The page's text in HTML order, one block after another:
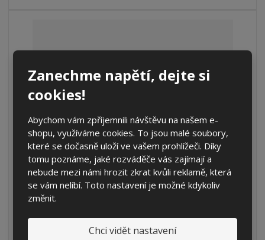
Zanechme napětí, dejte si
cookies!
Abychom vám zpříjemnili návštěvu na našem e-
shopu, využíváme cookies. To jsou malé soubory,
které se dočasně uloží ve vašem prohlížeči. Díky
tomu poznáme, jaké rozváděče vás zajímají a
nebude mezi námi hrozit zkrat kvůli reklamě, která
se vám nelíbí. Toto nastavení je možné kdykoliv
změnit.
Chci vidět nastavení
Klička elektro - energetický klíč (půlmě...
142,78 Kč
118,00 Kč bez DPH